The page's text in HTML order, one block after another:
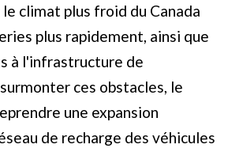
climat plus froid du Canada
plus rapidement, ainsi que
à l'infrastructure de
ces obstacles, le
une expansion
de recharge des véhicules